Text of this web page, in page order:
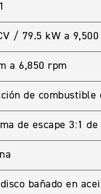
/ 79.5 kW a
a 6,850 rpm
de
de escape 3:1
bañado en